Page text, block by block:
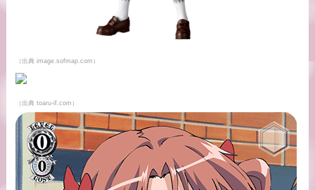
（出典 image.sofmap.com）
（出典 toaru-if.com）